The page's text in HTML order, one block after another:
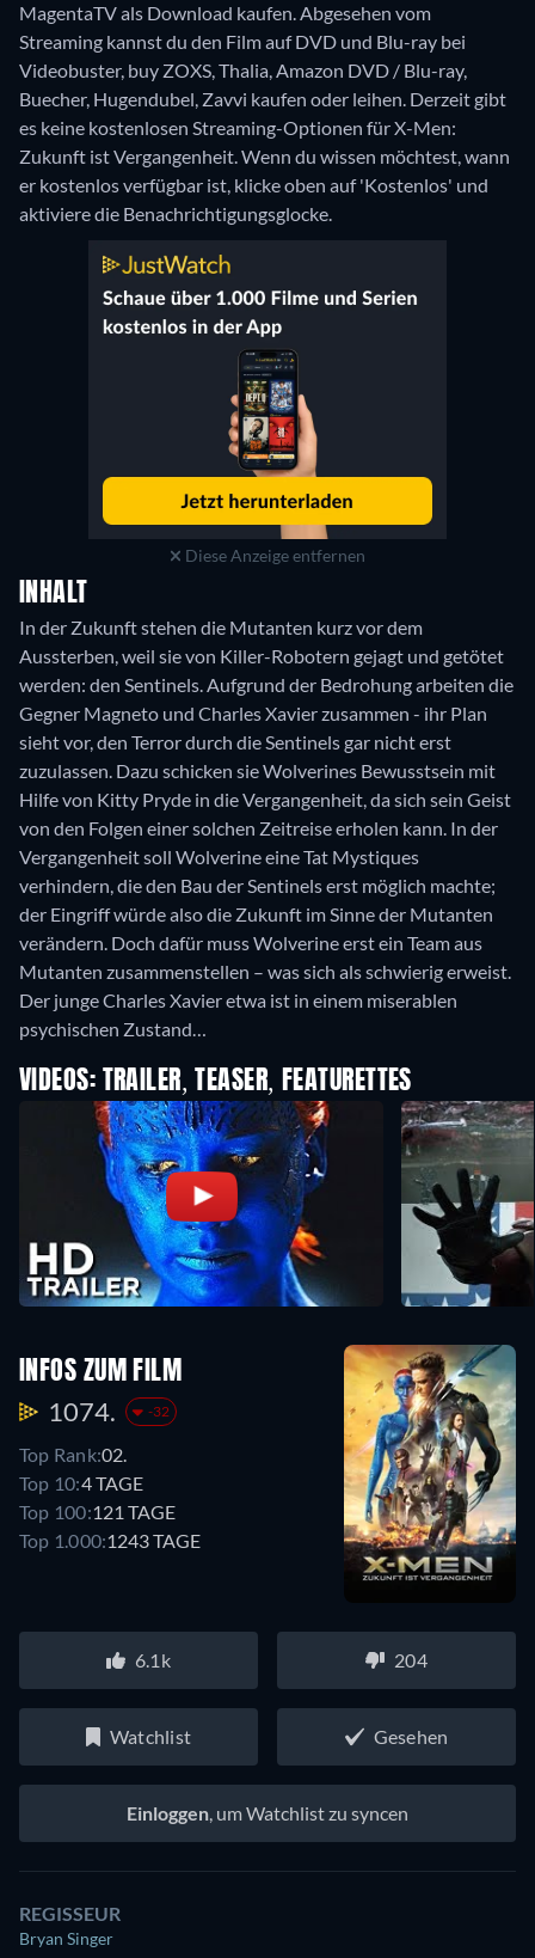
MagentaTV als Download kaufen.Abgesehen vom
Streaming kannst du den Film auf DVD und Blu-ray bei
Videobuster, buy ZOXS, Thalia, Amazon DVD / Blu-ray,
Buecher, Hugendubel, Zavvi kaufen oder leihen. Derzeit gibt
es keine kostenlosen Streaming-Optionen für X-Men:
Zukunft ist Vergangenheit. Wenn du wissen möchtest, wann
er kostenlos verfügbar ist, klicke oben auf 'Kostenlos' und
aktiviere die Benachrichtigungsglocke.
Diese Anzeige entfernen
INHALT
In der Zukunft stehen die Mutanten kurz vor dem
Aussterben, weil sie von Killer-Robotern gejagt und getötet
werden: den Sentinels. Aufgrund der Bedrohung arbeiten die
Gegner Magneto und Charles Xavier zusammen - ihr Plan
sieht vor, den Terror durch die Sentinels gar nicht erst
zuzulassen. Dazu schicken sie Wolverines Bewusstsein mit
Hilfe von Kitty Pryde in die Vergangenheit, da sich sein Geist
von den Folgen einer solchen Zeitreise erholen kann. In der
Vergangenheit soll Wolverine eine Tat Mystiques
verhindern, die den Bau der Sentinels erst möglich machte;
der Eingriff würde also die Zukunft im Sinne der Mutanten
verändern. Doch dafür muss Wolverine erst ein Team aus
Mutanten zusammenstellen – was sich als schwierig erweist.
Der junge Charles Xavier etwa ist in einem miserablen
psychischen Zustand…
VIDEOS: TRAILER, TEASER, FEATURETTES
INFOS ZUM FILM
1074. -32
Top Rank:02.
Top 10:4 TAGE
Top 100:121 TAGE
Top 1.000:1243 TAGE
6.1k 204
Watchlist Gesehen
Einloggen , um Watchlist zu syncen
REGISSEUR
Bryan Singer